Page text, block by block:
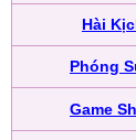
Hài
Phóng
Game